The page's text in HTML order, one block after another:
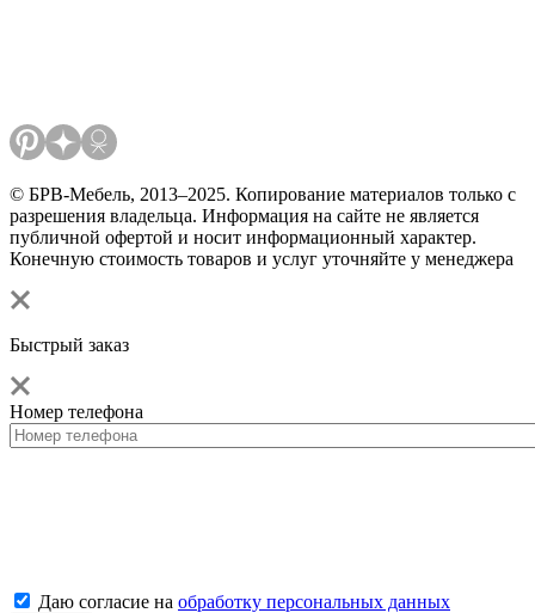
© БРВ-Мебель, 2013–2025. Копирование материалов только с
разрешения владельца. Информация на сайте не является
публичной офертой и носит информационный характер.
Конечную стоимость товаров и услуг уточняйте у менеджера
Быстрый заказ
Номер телефона
Даю согласие на обработку персональных данных